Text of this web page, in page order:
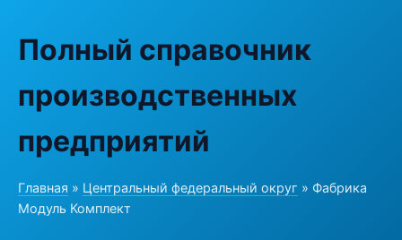
Полный справочник
производственных
предприятий
Главная » Центральный федеральный округ » Фабрика
Модуль Комплект